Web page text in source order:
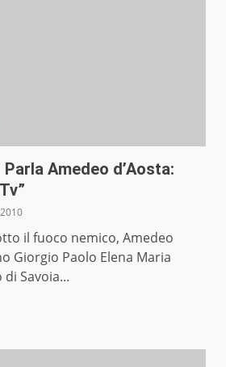
Amedeo d’Aosta:
il fuoco nemico, Amedeo
Giorgio Paolo Elena Maria
Savoia...